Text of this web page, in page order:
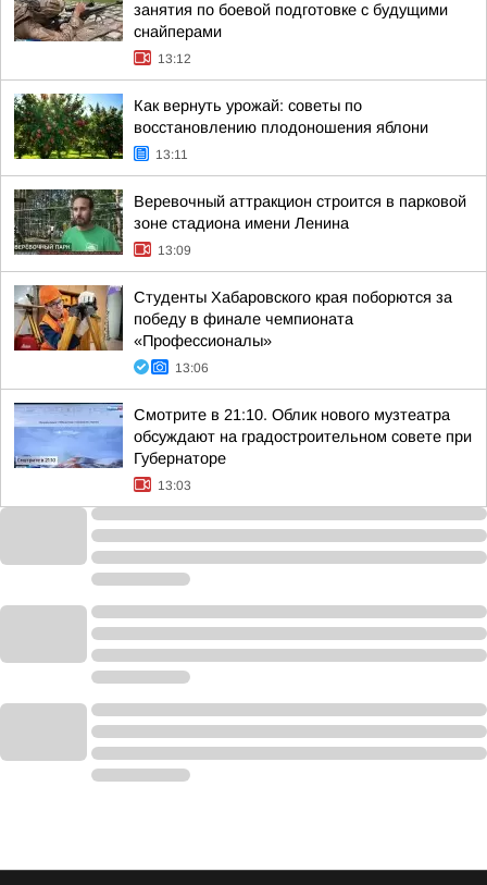
занятия по боевой подготовке с будущими
снайперами
13:12
Как вернуть урожай: советы по
восстановлению плодоношения яблони
13:11
Веревочный аттракцион строится в парковой
зоне стадиона имени Ленина
13:09
Студенты Хабаровского края поборются за
победу в финале чемпионата
«Профессионалы»
13:06
Смотрите в 21:10. Облик нового музтеатра
обсуждают на градостроительном совете при
Губернаторе
13:03